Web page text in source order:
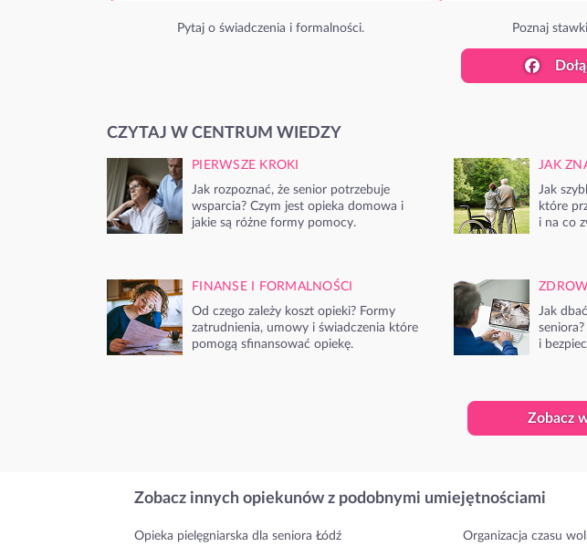
Pytaj o świadczenia i formalności. Poznaj
CZYTAJ W CENTRUM WIEDZY
PIERWSZE KROKI
Jak rozpoznać, że senior potrzebuje
wsparcia? Czym jest opieka domowa i
jakie są różne formy pomocy.
JAK
Jak
które
i na co
FINANSE I FORMALNOŚCI
Od czego zależy koszt opieki? Formy
zatrudnienia, umowy i świadczenia które
pomogą sfinansować opiekę.
Jak
i
Zobacz
Zobacz innych opiekunów z podobnymi umiejętnościami
Opieka pielęgniarska dla seniora Łódź Organizacja czasu